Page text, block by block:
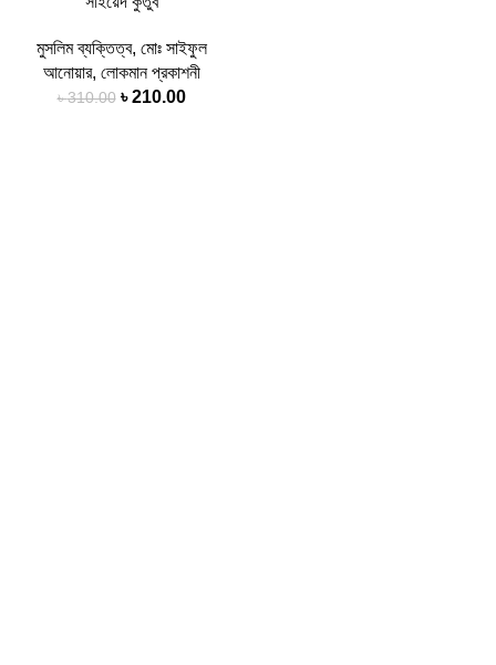
মুসলিম ব্যক্তিত্ব, মোঃ সাইফুল
আনোয়ার, লোকমান প্রকাশনী
৳310.00 Original
৳210.00Current